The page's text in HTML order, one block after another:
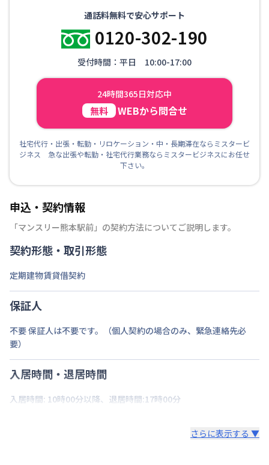
通話料無料で安心サポート
0120-302-190
受付時間：平日 10:00-17:00
24時間365日対応中
無料 WEBから問合せ
社宅代行・出張・転勤・リロケーション・中・長期滞在ならミスタービ
ジネス 急な出張や転勤・社宅代行業務ならミスタービジネスにお任せ
下さい。
申込・契約情報
「マンスリー熊本駅前 」の契約方法についてご説明します。
契約形態・取引形態
定期建物賃貸借契約
保証人
不要 保証人は不要です。（個人契約の場合のみ、緊急連絡先必
要）
入居時間・退居時間
入居時間: 10時00分以降、退居時間:17時00分
さらに表示する ▼